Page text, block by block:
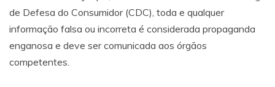
de Defesa do Consumidor (CDC), toda e qualquer
informação falsa ou incorreta é considerada propaganda
enganosa e deve ser comunicada aos órgãos
competentes.